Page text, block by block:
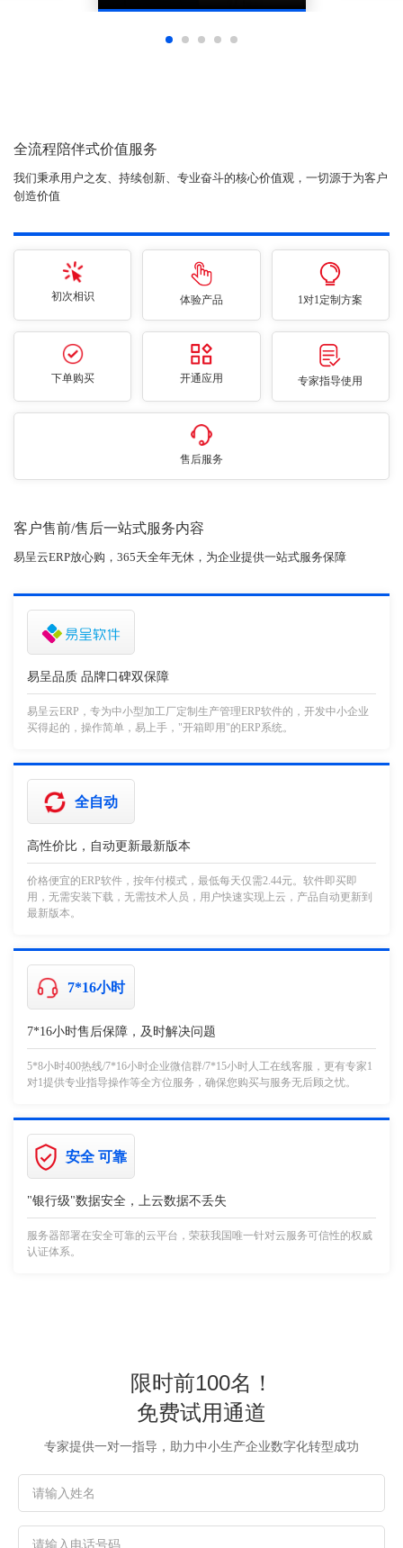
全流程陪伴式价值服务
我们秉承用户之友、持续创新、专业奋斗的核心价值观，一切源于为客户
创造价值
初次相识 体验产品 1对1定制方案
下单购买 开通应用 专家指导使用
售后服务
客户售前/售后一站式服务内容
易呈云ERP放心购，365天全年无休，为企业提供一站式服务保障
易呈品质 品牌口碑双保障
易呈云ERP，专为中小型加工厂定制生产管理ERP软件的，开发中小企业
买得起的，操作简单，易上手，"开箱即用"的ERP系统。
全自动
高性价比，自动更新最新版本
价格便宜的ERP软件，按年付模式，最低每天仅需2.44元。软件即买即
用，无需安装下载，无需技术人员，用户快速实现上云，产品自动更新到
最新版本。
7*16小时
7*16小时售后保障，及时解决问题
5*8小时400热线/7*16小时企业微信群/7*15小时人工在线客服，更有专家1
对1提供专业指导操作等全方位服务，确保您购买与服务无后顾之忧。
安全 可靠
"银行级"数据安全，上云数据不丢失
服务器部署在安全可靠的云平台，荣获我国唯一针对云服务可信性的权威
认证体系。
限时前100名！
免费试用通道
专家提供一对一指导，助力中小生产企业数字化转型成功